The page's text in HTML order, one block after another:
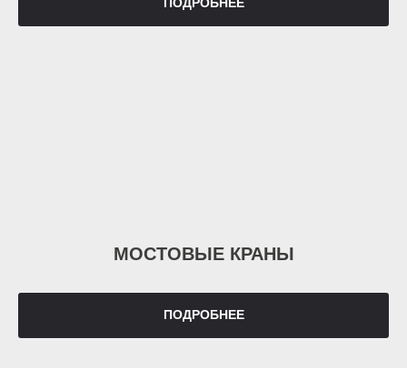
ПОДРОБНЕЕ
МОСТОВЫЕ КРАНЫ
ПОДРОБНЕЕ